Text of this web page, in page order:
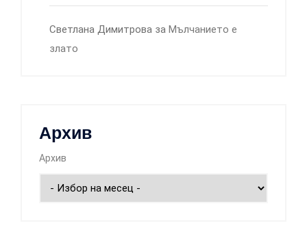
Светлана Димитрова за Мълчанието е
злато
Архив
Архив